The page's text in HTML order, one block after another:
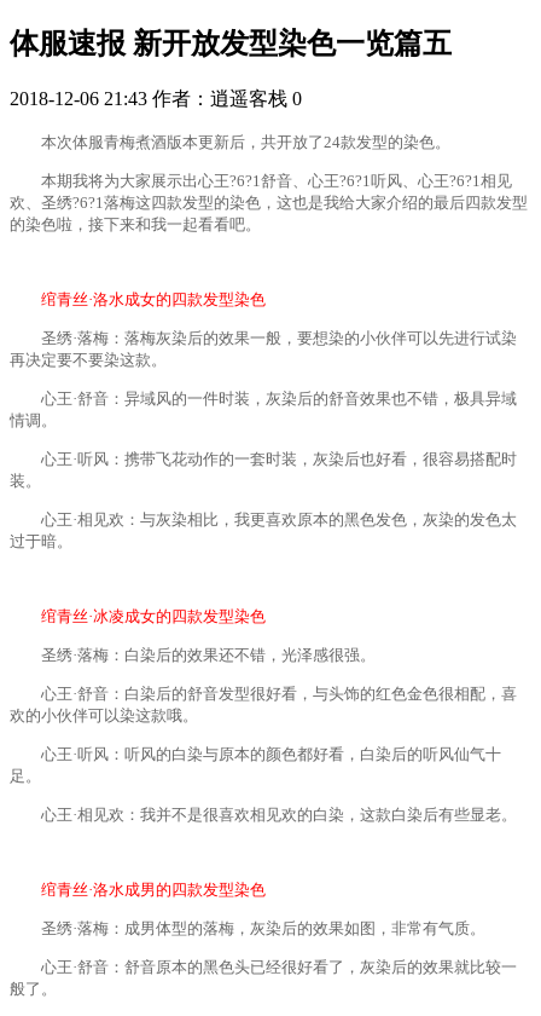
体服速报 新开放发型染色一览篇五
2018-12-06 21:43 作者：逍遥客栈 0
本次体服青梅煮酒版本更新后，共开放了24款发型的染色。
本期我将为大家展示出心王?6?1舒音、心王?6?1听风、心王?6?1相见
欢、圣绣?6?1落梅这四款发型的染色，这也是我给大家介绍的最后四款发型
的染色啦，接下来和我一起看看吧。
绾青丝·洛水成女的四款发型染色
圣绣·落梅：落梅灰染后的效果一般，要想染的小伙伴可以先进行试染
再决定要不要染这款。
心王·舒音：异域风的一件时装，灰染后的舒音效果也不错，极具异域
情调。
心王·听风：携带飞花动作的一套时装，灰染后也好看，很容易搭配时
装。
心王·相见欢：与灰染相比，我更喜欢原本的黑色发色，灰染的发色太
过于暗。
绾青丝·冰凌成女的四款发型染色
圣绣·落梅：白染后的效果还不错，光泽感很强。
心王·舒音：白染后的舒音发型很好看，与头饰的红色金色很相配，喜
欢的小伙伴可以染这款哦。
心王·听风：听风的白染与原本的颜色都好看，白染后的听风仙气十
足。
心王·相见欢：我并不是很喜欢相见欢的白染，这款白染后有些显老。
绾青丝·洛水成男的四款发型染色
圣绣·落梅：成男体型的落梅，灰染后的效果如图，非常有气质。
心王·舒音：舒音原本的黑色头已经很好看了，灰染后的效果就比较一
般了。